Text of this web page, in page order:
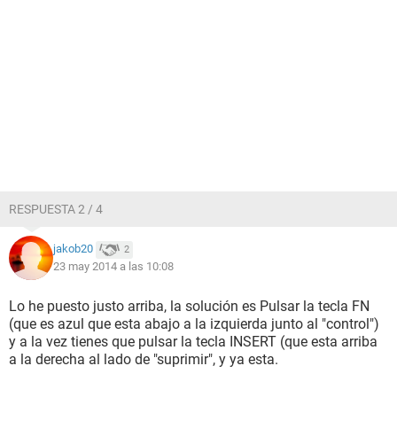
RESPUESTA 2 / 4
jakob20 2
23 may 2014 a las 10:08
Lo he puesto justo arriba, la solución es Pulsar la tecla FN
(que es azul que esta abajo a la izquierda junto al "control")
y a la vez tienes que pulsar la tecla INSERT (que esta arriba
a la derecha al lado de "suprimir", y ya esta.